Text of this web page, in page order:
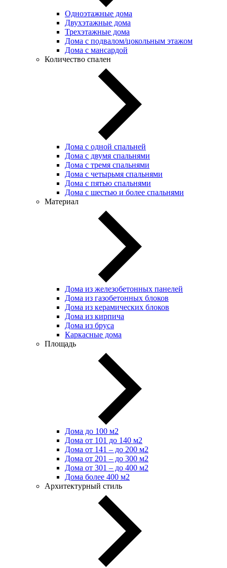
Одноэтажные дома
Двухэтажные дома
Трехэтажные дома
Дома с подвалом/цокольным этажом
Дома с мансардой
Количество спален
Дома с одной спальней
Дома с двумя спальнями
Дома с тремя спальнями
Дома с четырьмя спальнями
Дома с пятью спальнями
Дома с шестью и более спальнями
Материал
Дома из железобетонных панелей
Дома из газобетонных блоков
Дома из керамических блоков
Дома из кирпича
Дома из бруса
Каркасные дома
Площадь
Дома до 100 м2
Дома от 101 до 140 м2
Дома от 141 – до 200 м2
Дома от 201 – до 300 м2
Дома от 301 – до 400 м2
Дома более 400 м2
Архитектурный стиль